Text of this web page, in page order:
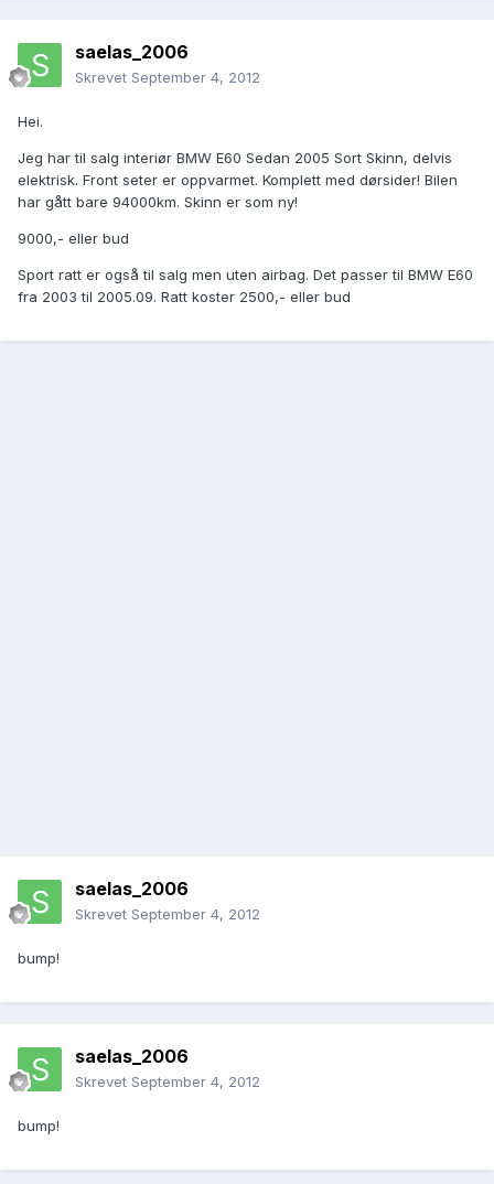
saelas_2006
Skrevet September 4, 2012
Hei.
Jeg har til salg interiør BMW E60 Sedan 2005 Sort Skinn, delvis
elektrisk. Front seter er oppvarmet. Komplett med dørsider! Bilen
har gått bare 94000km. Skinn er som ny!
9000,- eller bud
Sport ratt er også til salg men uten airbag. Det passer til BMW E60
fra 2003 til 2005.09. Ratt koster 2500,- eller bud
saelas_2006
Skrevet September 4, 2012
bump!
saelas_2006
Skrevet September 4, 2012
bump!